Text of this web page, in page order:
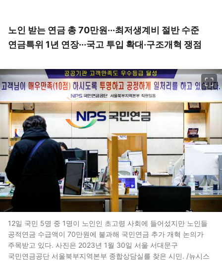
노인 받는 연금 총 70만원···최저생계비 절반 수준
연금특위 1년 연장···국고 투입 확대·구조개혁 쟁점
12일 국민 5명 중 1명이 노인인 초고령 사회에 들어섰지만 노인들
공적연금 수급액이 70만원에 불과해 국민연금 추가 개혁 논의가
주목받고 있다. 사진은 2023년 1월 30일 서울 서대문구
국민연금공단 서울북부지역본부 종합상담실를 찾은 시민. /뉴시스